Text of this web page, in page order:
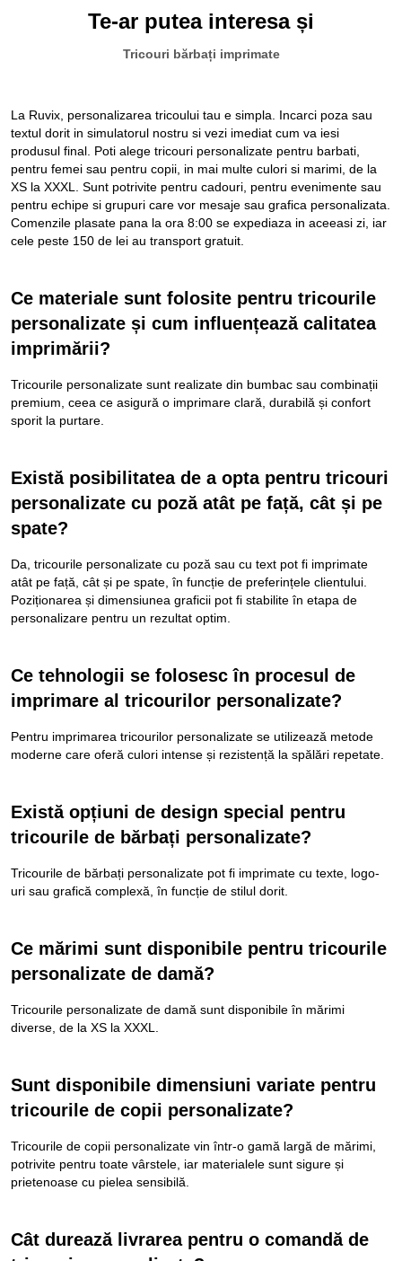
Te-ar putea interesa și
Tricouri bărbați imprimate
La Ruvix, personalizarea tricoului tau e simpla. Incarci poza sau
textul dorit in simulatorul nostru si vezi imediat cum va iesi
produsul final. Poti alege tricouri personalizate pentru barbati,
pentru femei sau pentru copii, in mai multe culori si marimi, de la
XS la XXXL. Sunt potrivite pentru cadouri, pentru evenimente sau
pentru echipe si grupuri care vor mesaje sau grafica personalizata.
Comenzile plasate pana la ora 8:00 se expediaza in aceeasi zi, iar
cele peste 150 de lei au transport gratuit.
Ce materiale sunt folosite pentru tricourile
personalizate și cum influențează calitatea
imprimării?
Tricourile personalizate sunt realizate din bumbac sau combinații
premium, ceea ce asigură o imprimare clară, durabilă și confort
sporit la purtare.
Există posibilitatea de a opta pentru tricouri
personalizate cu poză atât pe față, cât și pe
spate?
Da, tricourile personalizate cu poză sau cu text pot fi imprimate
atât pe față, cât și pe spate, în funcție de preferințele clientului.
Poziționarea și dimensiunea graficii pot fi stabilite în etapa de
personalizare pentru un rezultat optim.
Ce tehnologii se folosesc în procesul de
imprimare al tricourilor personalizate?
Pentru imprimarea tricourilor personalizate se utilizează metode
moderne care oferă culori intense și rezistență la spălări repetate.
Există opțiuni de design special pentru
tricourile de bărbați personalizate?
Tricourile de bărbați personalizate pot fi imprimate cu texte, logo-
uri sau grafică complexă, în funcție de stilul dorit.
Ce mărimi sunt disponibile pentru tricourile
personalizate de damă?
Tricourile personalizate de damă sunt disponibile în mărimi
diverse, de la XS la XXXL.
Sunt disponibile dimensiuni variate pentru
tricourile de copii personalizate?
Tricourile de copii personalizate vin într-o gamă largă de mărimi,
potrivite pentru toate vârstele, iar materialele sunt sigure și
prietenoase cu pielea sensibilă.
Cât durează livrarea pentru o comandă de